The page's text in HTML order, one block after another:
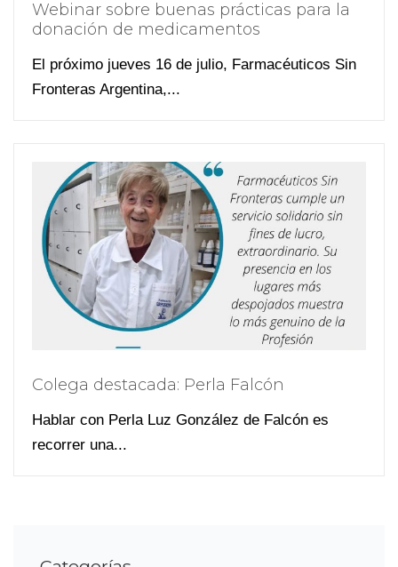
Webinar sobre buenas prácticas para la
donación de medicamentos
El próximo jueves 16 de julio, Farmacéuticos Sin
Fronteras Argentina,...
Colega destacada: Perla Falcón
Hablar con Perla Luz González de Falcón es
recorrer una...